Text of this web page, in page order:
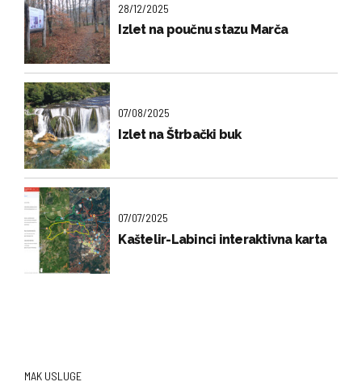
28/12/2025
Izlet na poučnu stazu Marča
07/08/2025
Izlet na Štrbački buk
07/07/2025
Kaštelir-Labinci interaktivna karta
MAK USLUGE